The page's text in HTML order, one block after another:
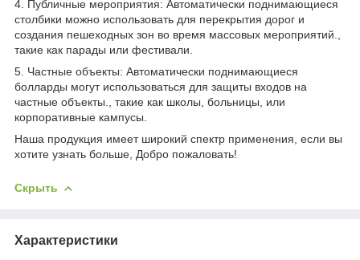
4. Публичные мероприятия: Автоматически поднимающиеся
столбики можно использовать для перекрытия дорог и
создания пешеходных зон во время массовых мероприятий.,
такие как парады или фестивали.
5. Частные объекты: Автоматически поднимающиеся
болларды могут использоваться для защиты входов на
частные объекты., такие как школы, больницы, или
корпоративные кампусы.
Наша продукция имеет широкий спектр применения, если вы
хотите узнать больше, Добро пожаловать!
Скрыть
Характеристики